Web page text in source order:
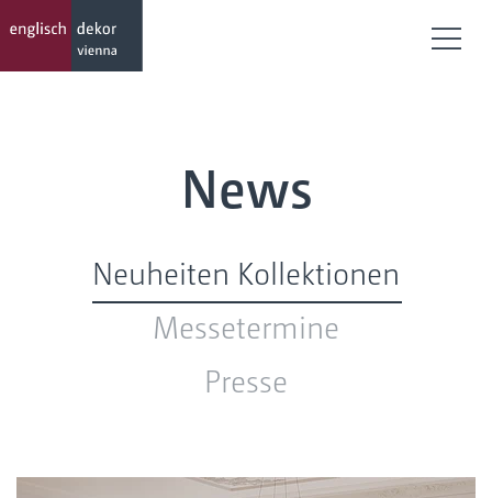
News
Neuheiten Kollektionen
Messetermine
Presse